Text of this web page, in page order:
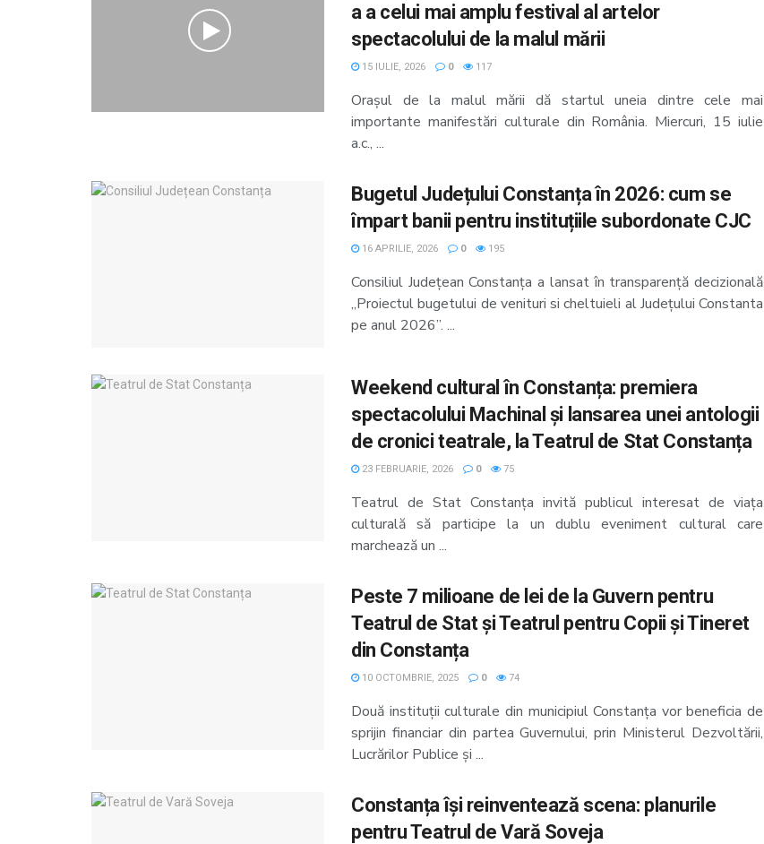
a a celui mai amplu festival al artelor
spectacolului de la malul mării
15 IULIE, 2026 0 117
Orașul de la malul mării dă startul uneia dintre cele mai
importante manifestări culturale din România. Miercuri, 15 iulie
a.c., ...
Bugetul Județului Constanța în 2026: cum se
împart banii pentru instituțiile subordonate CJC
16 APRILIE, 2026 0 195
Consiliul Județean Constanța a lansat în transparență decizională
,,Proiectul bugetului de venituri si cheltuieli al Județului Constanta
pe anul 2026”. ...
Weekend cultural în Constanța: premiera
spectacolului Machinal și lansarea unei antologii
de cronici teatrale, la Teatrul de Stat Constanța
23 FEBRUARIE, 2026 0 75
Teatrul de Stat Constanța invită publicul interesat de viața
culturală să participe la un dublu eveniment cultural care
marchează un ...
Peste 7 milioane de lei de la Guvern pentru
Teatrul de Stat și Teatrul pentru Copii și Tineret
din Constanța
10 OCTOMBRIE, 2025 0 74
Două instituții culturale din municipiul Constanța vor beneficia de
sprijin financiar din partea Guvernului, prin Ministerul Dezvoltării,
Lucrărilor Publice și ...
Constanța își reinventează scena: planurile
pentru Teatrul de Vară Soveja